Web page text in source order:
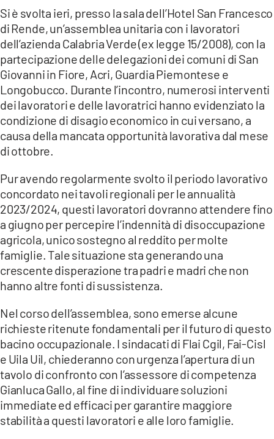
LACTV.IT
LACONAIR.IT
LACITYMAG.IT
ILREGGINO.IT
COSENZACHANNEL.IT
ILVIBONESE.IT
CATANZAROCHANNEL.IT
App
ANDROID
APPLE
Si è svolta ieri, presso la sala dell’Hotel San Francesco
di Rende, un’assemblea unitaria con i lavoratori
dell’azienda Calabria Verde (ex legge 15/2008), con la
partecipazione delle delegazioni dei comuni di San
Giovanni in Fiore, Acri, Guardia Piemontese e
Longobucco. Durante l’incontro, numerosi interventi
dei lavoratori e delle lavoratrici hanno evidenziato la
condizione di disagio economico in cui versano, a
causa della mancata opportunità lavorativa dal mese
di ottobre.
Pur avendo regolarmente svolto il periodo lavorativo
concordato nei tavoli regionali per le annualità
2023/2024, questi lavoratori dovranno attendere fino
a giugno per percepire l’indennità di disoccupazione
agricola, unico sostegno al reddito per molte
famiglie. Tale situazione sta generando una
crescente disperazione tra padri e madri che non
hanno altre fonti di sussistenza.
Nel corso dell’assemblea, sono emerse alcune
richieste ritenute fondamentali per il futuro di questo
bacino occupazionale. I sindacati di Flai Cgil, Fai-Cisl
e Uila Uil, chiederanno con urgenza l’apertura di un
tavolo di confronto con l’assessore di competenza
Gianluca Gallo, al fine di individuare soluzioni
immediate ed efficaci per garantire maggiore
stabilità a questi lavoratori e alle loro famiglie.